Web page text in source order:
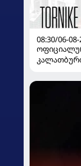
08:30/06-